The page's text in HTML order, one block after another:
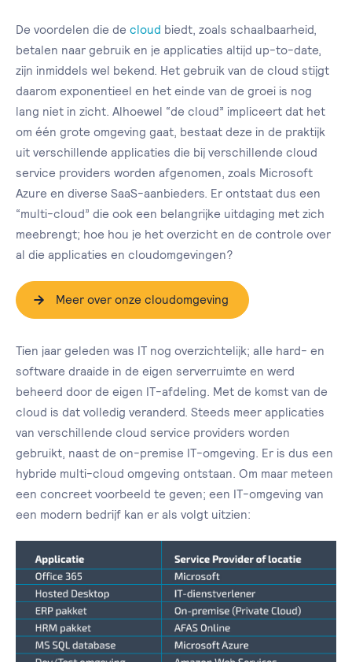
De voordelen die de cloud biedt, zoals schaalbaarheid,
betalen naar gebruik en je applicaties altijd up-to-date,
zijn inmiddels wel bekend. Het gebruik van de cloud stijgt
daarom exponentieel en het einde van de groei is nog
lang niet in zicht. Alhoewel “de cloud” impliceert dat het
om één grote omgeving gaat, bestaat deze in de praktijk
uit verschillende applicaties die bij verschillende cloud
service providers worden afgenomen, zoals Microsoft
Azure en diverse SaaS-aanbieders. Er ontstaat dus een
“multi-cloud” die ook een belangrijke uitdaging met zich
meebrengt; hoe hou je het overzicht en de controle over
al die applicaties en cloudomgevingen?
Meer over onze cloudomgeving
Tien jaar geleden was IT nog overzichtelijk; alle hard- en
software draaide in de eigen serverruimte en werd
beheerd door de eigen IT-afdeling. Met de komst van de
cloud is dat volledig veranderd. Steeds meer applicaties
van verschillende cloud service providers worden
gebruikt, naast de on-premise IT-omgeving. Er is dus een
hybride multi-cloud omgeving ontstaan. Om maar meteen
een concreet voorbeeld te geven; een IT-omgeving van
een modern bedrijf kan er als volgt uitzien: